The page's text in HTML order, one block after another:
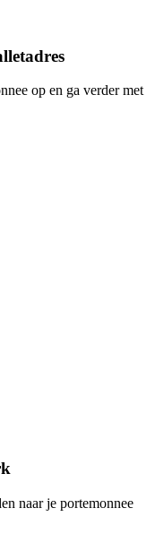
op en ga verder met
naar je portemonnee